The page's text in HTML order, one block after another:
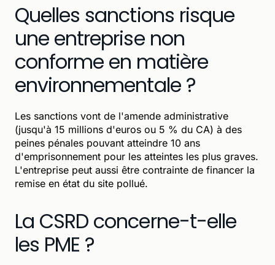
Quelles sanctions risque
une entreprise non
conforme en matière
environnementale ?
Les sanctions vont de l'amende administrative
(jusqu'à 15 millions d'euros ou 5 % du CA) à des
peines pénales pouvant atteindre 10 ans
d'emprisonnement pour les atteintes les plus graves.
L'entreprise peut aussi être contrainte de financer la
remise en état du site pollué.
La CSRD concerne-t-elle
les PME ?